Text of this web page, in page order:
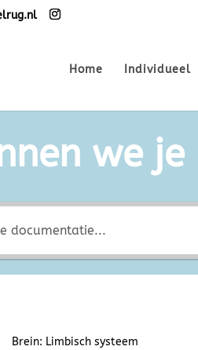
Home Individueel
we je
Brein: Limbisch systeem